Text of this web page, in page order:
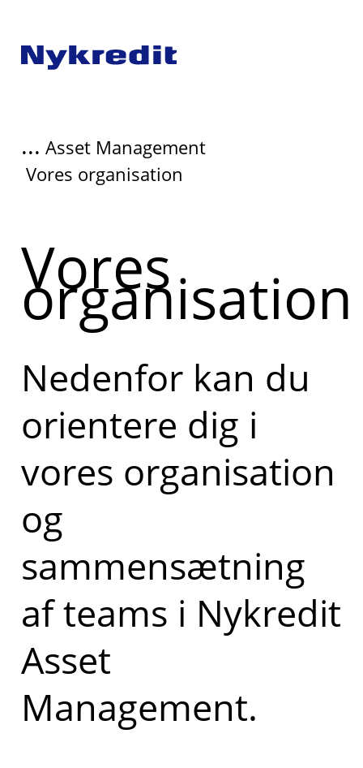
... Asset Management
Vores organisation
Vores
organisation
Nedenfor kan du
orientere dig i
vores organisation
og
sammensætning
af teams i Nykredit
Asset
Management.